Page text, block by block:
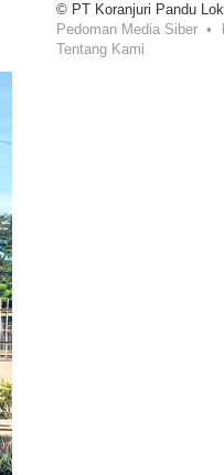
© PT Koranjuri Pandu
Pedoman Media Siber
Tentang Kami